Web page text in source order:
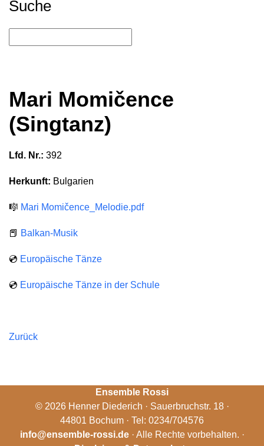
Suche
Mari Momičence
(Singtanz)
Lfd. Nr.: 392
Herkunft: Bulgarien
🎼 Mari Momičence_Melodie.pdf
📕 Balkan-Musik
💿 Europäische Tänze
💿 Europäische Tänze in der Schule
Zurück
Ensemble Rossi
© 2026 Henner Diederich · Sauerbruchstr. 18 ·
44801 Bochum · Tel: 0234/704576
info@ensemble-rossi.de· Alle Rechte vorbehalten. ·